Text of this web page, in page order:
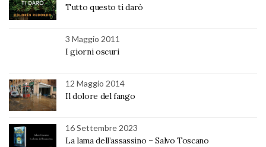
Tutto questo ti darò
3 Maggio 2011
I giorni oscuri
12 Maggio 2014
Il dolore del fango
16 Settembre 2023
La lama dell’assassino – Salvo Toscano